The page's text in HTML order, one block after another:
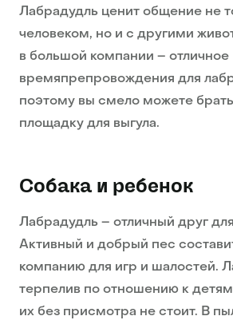
Лабрадудль ценит общение не
человеком, но и с другими
в большой компании – отличное
времяпрепровождения для
поэтому вы смело можете
площадку для выгула.
Собака и ребенок
Лабрадудль – отличный друг
Активный и добрый пес
компанию для игр и шалостей.
терпелив по отношению к
их без присмотра не стоит. В